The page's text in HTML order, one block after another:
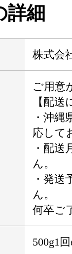
詳細
株式会
ご用意
【配送
・沖縄
応して
・配送
ん。
・発送
ん。
何卒ご
500g1